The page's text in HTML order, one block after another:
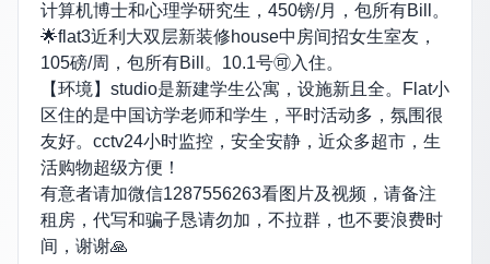
计算机博士和心理学研究生，450镑/月，包所有Bill。
🌟flat3近利大双层新装修house中房间招女生室友，
105磅/周，包所有Bill。10.1号🉑️入住。
【环境】studio是新建学生公寓，设施新且全。Flat小
区住的是中国访学老师和学生，平时活动多，氛围很
友好。cctv24小时监控，安全安静，近众多超市，生
活购物超级方便！
有意者请加微信1287556263看图片及视频，请备注
租房，代写和骗子恳请勿加，不拉群，也不要浪费时
间，谢谢🙏